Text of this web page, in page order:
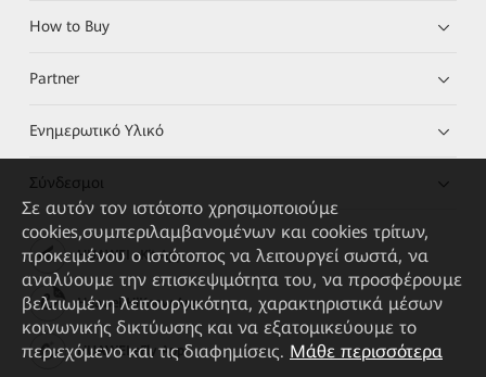
How to Buy
Partner
Ενημερωτικό Υλικό
Σύνδεσμοι
HUAWEI eKit App
Huawei HiKnow App
HUAWEI eFly App
Σε αυτόν τον ιστότοπο χρησιμοποιούμε
cookies,συμπεριλαμβανομένων και cookies τρίτων,
προκειμένου ο ιστότοπος να λειτουργεί σωστά, να
αναλύουμε την επισκεψιμότητα του, να προσφέρουμε
βελτιωμένη λειτουργικότητα, χαρακτηριστικά μέσων
κοινωνικής δικτύωσης και να εξατομικεύουμε το
περιεχόμενο και τις διαφημίσεις. Μάθε περισσότερα